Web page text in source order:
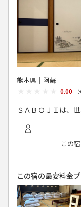
熊本県│阿蘇
0.00
ＳＡＢＯＪＩは、
この
この宿の最安料金